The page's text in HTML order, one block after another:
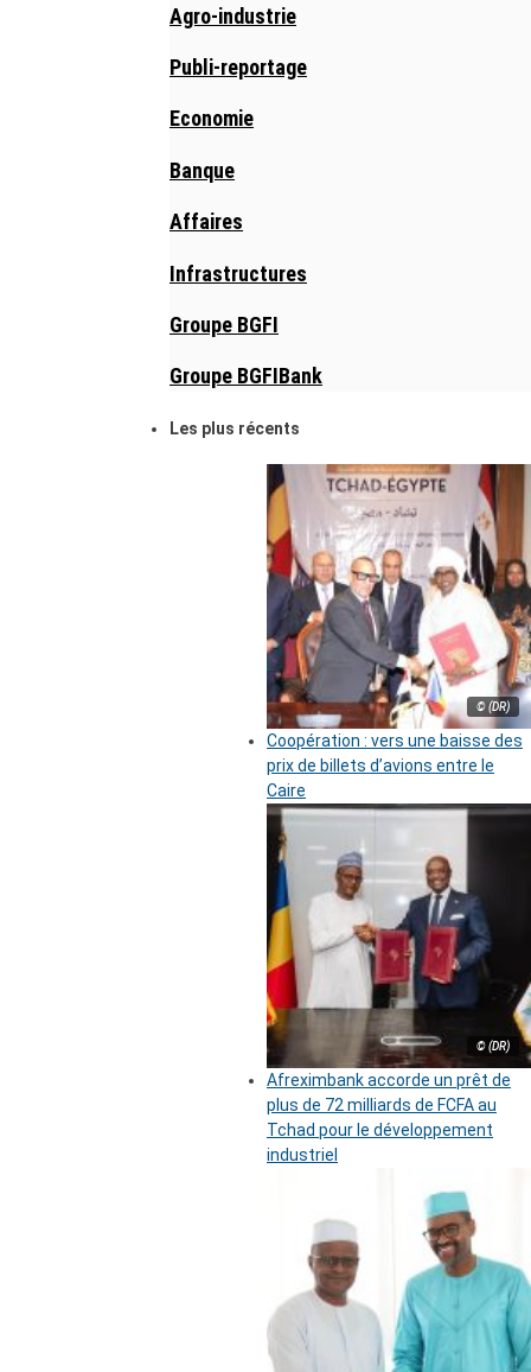
Agro-industrie
Publi-reportage
Economie
Banque
Affaires
Infrastructures
Groupe BGFI
Groupe BGFIBank
Les plus récents
© (DR)
Coopération : vers une baisse des
prix de billets d’avions entre le
Caire
© (DR)
Afreximbank accorde un prêt de
plus de 72 milliards de FCFA au
Tchad pour le développement
industriel